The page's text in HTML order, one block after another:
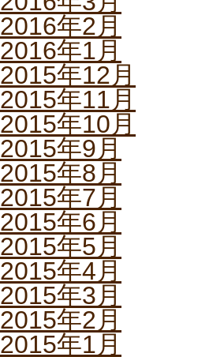
2016年2月
2016年1月
2015年12月
2015年11月
2015年10月
2015年9月
2015年8月
2015年7月
2015年6月
2015年5月
2015年4月
2015年3月
2015年2月
2015年1月